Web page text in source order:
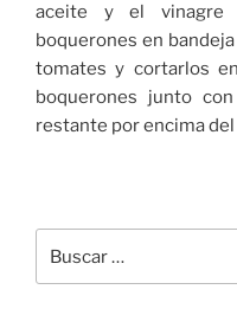
aceite y el vinagre
boquerones en
tomates y cortarlos
boquerones junto
restante por encima del
por: